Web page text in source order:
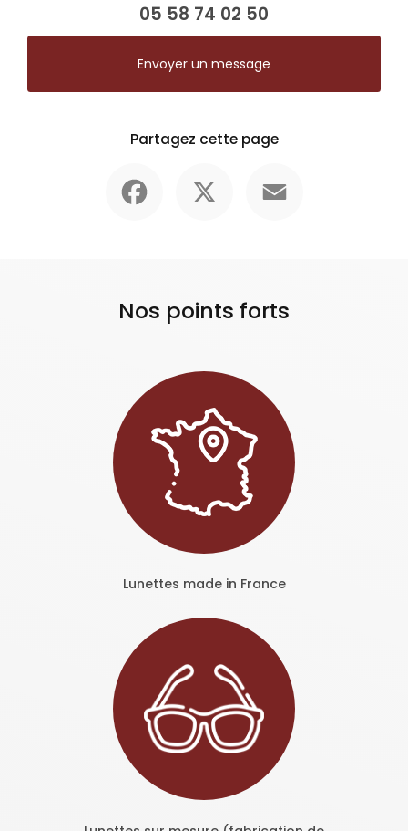
05 58 74 02 50
Envoyer un message
Partagez cette page
Nos points forts
Lunettes made in France